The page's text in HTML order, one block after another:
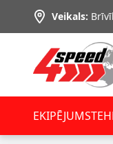
Skip to Content
Veikals:
EKIPĒJUMS